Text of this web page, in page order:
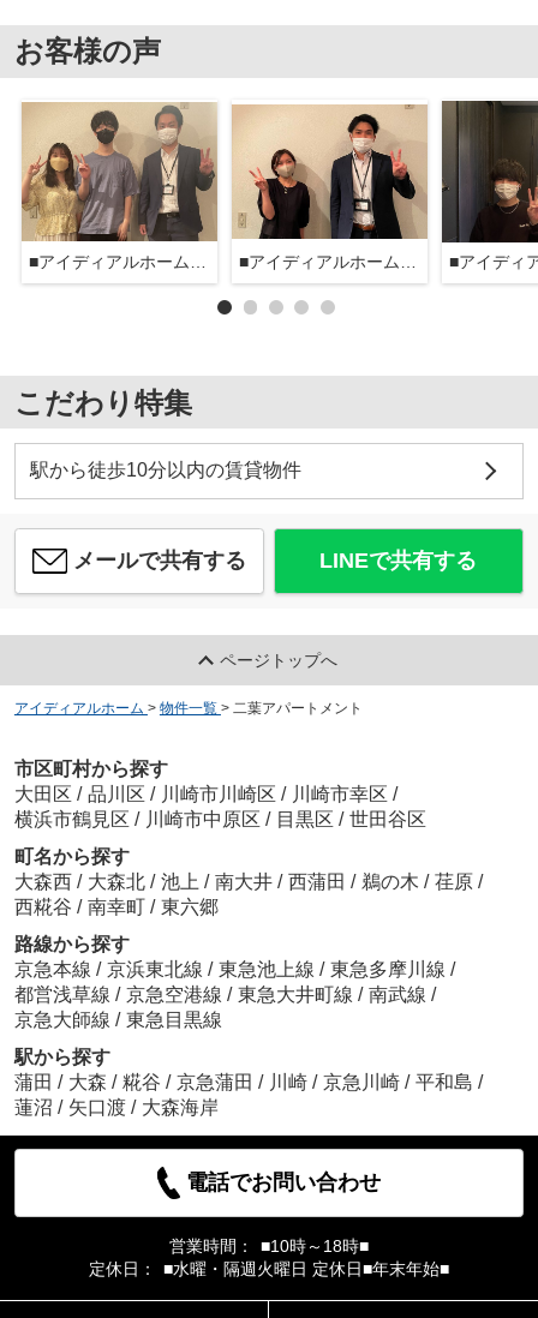
お客様の声
■アイディアルホーム大森本店■ ■アイディアルホーム大森本店■
こだわり特集
駅から徒歩10分以内の賃貸物件
メールで共有する LINEで共有する
ページトップへ
アイディアルホーム > 物件一覧 > 二葉アパートメント
市区町村から探す
大田区 / 品川区 / 川崎市川崎区 / 川崎市幸区 /
横浜市鶴見区 / 川崎市中原区 / 目黒区 / 世田谷区
町名から探す
大森西 / 大森北 / 池上 / 南大井 / 西蒲田 / 鵜の木 / 荏原 /
西糀谷 / 南幸町 / 東六郷
路線から探す
京急本線 / 京浜東北線 / 東急池上線 / 東急多摩川線 /
都営浅草線 / 京急空港線 / 東急大井町線 / 南武線 /
京急大師線 / 東急目黒線
駅から探す
蒲田 / 大森 / 糀谷 / 京急蒲田 / 川崎 / 京急川崎 / 平和島 /
蓮沼 / 矢口渡 / 大森海岸
電話でお問い合わせ
営業時間：
■10時～18時■
定休日：
■水曜・隔週火曜日 定休日■年末年始■